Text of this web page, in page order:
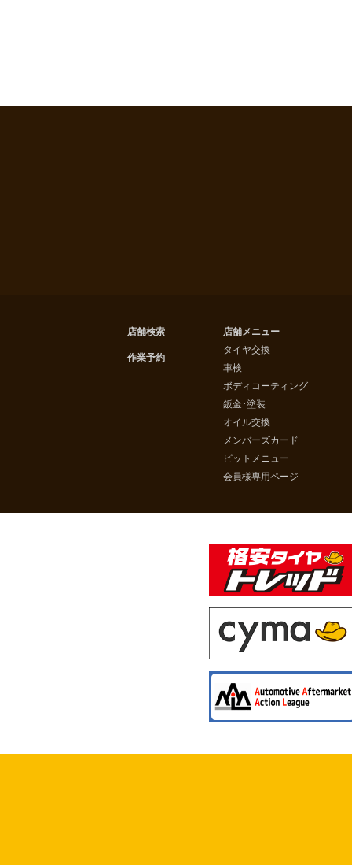
店舗検索
作業予約
店舗メニュー
タイヤ交換
車検
ボディコーティング
鈑金･塗装
オイル交換
メンバーズカード
ピットメニュー
会員様専用ページ